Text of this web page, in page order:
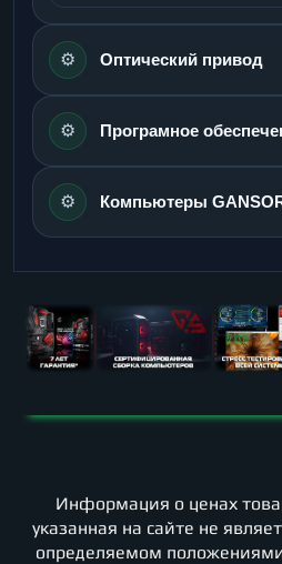
⚙️ Оптический привод
⚙️ Програмное
⚙️ Компьютеры
Информация о ценах
указанная на сайте не
определяемом положениями